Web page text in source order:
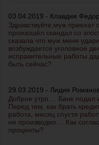
03.04.2019 - Клавдия
Здравствуйте,муж приехат
произошёл скандал со
сказала что муж меня
возбуждается уголовное
исправительные работы
быть сейчас?
29.03.2019 - Лидия
Доброе утро.... Банк подал
Перед тем, как брать
работа, месяц спустя
не производил.... Как
проценты?